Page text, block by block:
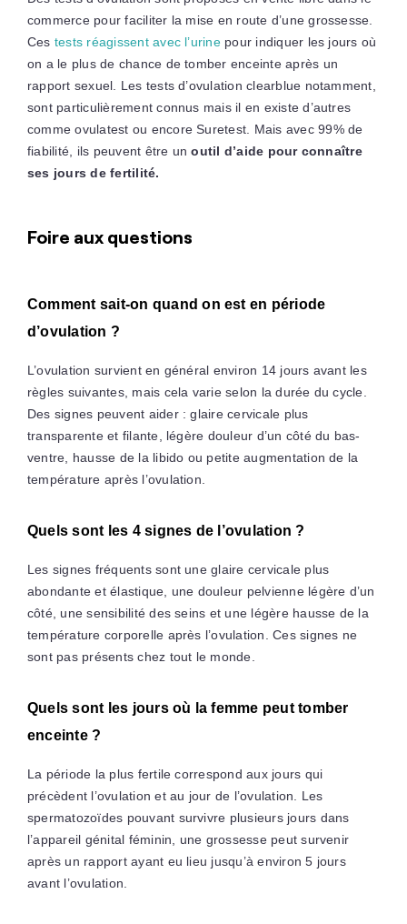
commerce pour faciliter la mise en route d’une grossesse.
Ces tests réagissent avec l’urinepour indiquer les jours où
on a le plus de chance de tomber enceinte après un
rapport sexuel. Les tests d’ovulation clearblue notamment,
sont particulièrement connus mais il en existe d’autres
comme ovulatest ou encore Suretest. Mais avec 99% de
fiabilité, ils peuvent être unoutil d’aide pour connaître
ses jours de fertilité.
Foire aux questions
Comment sait-on quand on est en période
d’ovulation ?
L’ovulation survient en général environ 14 jours avant les
règles suivantes, mais cela varie selon la durée du cycle.
Des signes peuvent aider : glaire cervicale plus
transparente et filante, légère douleur d’un côté du bas-
ventre, hausse de la libido ou petite augmentation de la
température après l’ovulation.
Quels sont les 4 signes de l’ovulation ?
Les signes fréquents sont une glaire cervicale plus
abondante et élastique, une douleur pelvienne légère d’un
côté, une sensibilité des seins et une légère hausse de la
température corporelle après l’ovulation. Ces signes ne
sont pas présents chez tout le monde.
Quels sont les jours où la femme peut tomber
enceinte ?
La période la plus fertile correspond aux jours qui
précèdent l’ovulation et au jour de l’ovulation. Les
spermatozoïdes pouvant survivre plusieurs jours dans
l’appareil génital féminin, une grossesse peut survenir
après un rapport ayant eu lieu jusqu’à environ 5 jours
avant l’ovulation.